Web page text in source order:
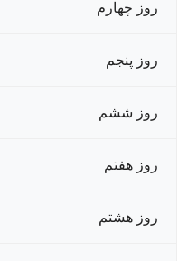
روز چهارم
روز پنجم
روز ششم
روز هفتم
روز هشتم